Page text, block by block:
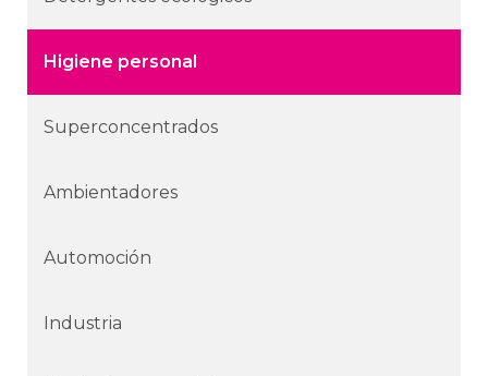
Higiene personal
Superconcentrados
Ambientadores
Automoción
Industria